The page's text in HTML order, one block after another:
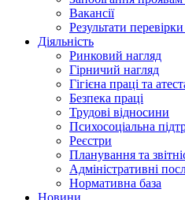
Вакансії
Результати
Діяльність
Ринковий нагляд
Гірничий нагляд
Гігієна праці та
Безпека праці
Трудові відносини
Психосоціальна
Реєстри
Планування та
Адміністративні
Нормативна база
Новини